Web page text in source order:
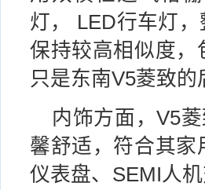
灯， LED行车灯
保持较高相似度，
只是东南V5菱致的
内饰方面，V5
馨舒适，符合其
仪表盘、SEMI人